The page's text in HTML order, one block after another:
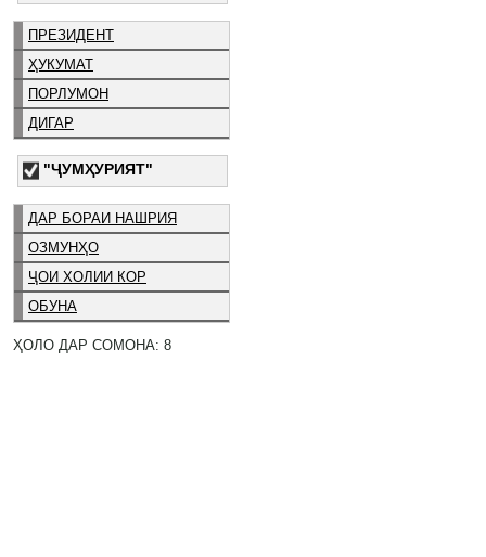
ПРЕЗИДЕНТ
ҲУКУМАТ
ПОРЛУМОН
ДИГАР
"ҶУМҲУРИЯТ"
ДАР БОРАИ НАШРИЯ
ОЗМУНҲО
ҶОИ ХОЛИИ КОР
ОБУНА
ҲОЛО ДАР СОМОНА: 8